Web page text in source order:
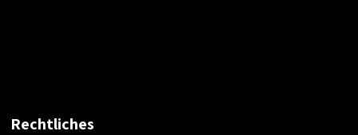
Rechtliches